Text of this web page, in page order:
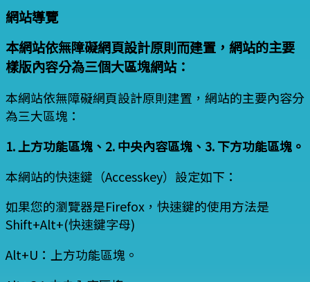
網站導覽
本網站依無障礙網頁設計原則而建置，網站的主要
樣版內容分為三個大區塊網站：
本網站依無障礙網頁設計原則建置，網站的主要內容分
為三大區塊：
1. 上方功能區塊、2. 中央內容區塊、3. 下方功能區塊。
本網站的快速鍵（Accesskey）設定如下：
如果您的瀏覽器是Firefox，快速鍵的使用方法是
Shift+Alt+(快速鍵字母)
Alt+U：上方功能區塊。